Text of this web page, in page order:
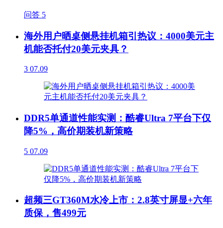
问答 5
海外用户晒桌侧悬挂机箱引热议：4000美元主
机能否托付20美元夹具？
3 07.09
DDR5单通道性能实测：酷睿Ultra 7平台下仅
降5%，高价期装机新策略
5 07.09
超频三GT360M水冷上市：2.8英寸屏显+六年
质保，售499元